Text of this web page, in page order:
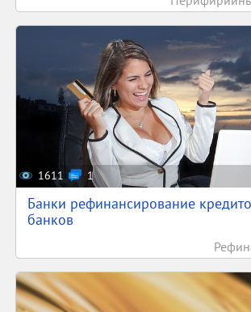
1611 1
Банки рефинансирование
банков